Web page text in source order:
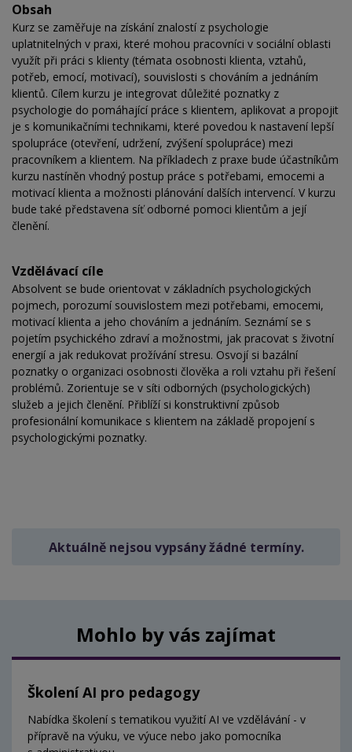
Obsah
Kurz se zaměřuje na získání znalostí z psychologie
uplatnitelných v praxi, které mohou pracovníci v sociální oblasti
využít při práci s klienty (témata osobnosti klienta, vztahů,
potřeb, emocí, motivací), souvislosti s chováním a jednáním
klientů. Cílem kurzu je integrovat důležité poznatky z
psychologie do pomáhající práce s klientem, aplikovat a propojit
je s komunikačními technikami, které povedou k nastavení lepší
spolupráce (otevření, udržení, zvýšení spolupráce) mezi
pracovníkem a klientem. Na příkladech z praxe bude účastníkům
kurzu nastíněn vhodný postup práce s potřebami, emocemi a
motivací klienta a možnosti plánování dalších intervencí. V kurzu
bude také představena síť odborné pomoci klientům a její
členění.
Vzdělávací cíle
Absolvent se bude orientovat v základních psychologických
pojmech, porozumí souvislostem mezi potřebami, emocemi,
motivací klienta a jeho chováním a jednáním. Seznámí se s
pojetím psychického zdraví a možnostmi, jak pracovat s životní
energií a jak redukovat prožívání stresu. Osvojí si bazální
poznatky o organizaci osobnosti člověka a roli vztahu při řešení
problémů. Zorientuje se v síti odborných (psychologických)
služeb a jejich členění. Přiblíží si konstruktivní způsob
profesionální komunikace s klientem na základě propojení s
psychologickými poznatky.
Aktuálně nejsou vypsány žádné termíny.
Mohlo by vás zajímat
Školení AI pro pedagogy
Nabídka školení s tematikou využití AI ve vzdělávání - v
přípravě na výuku, ve výuce nebo jako pomocníka